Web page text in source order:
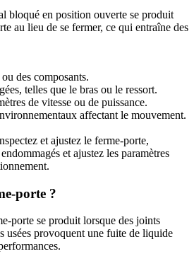
bloqué en position ouverte se produit
au lieu de se fermer, ce qui entraîne des
des composants.
telles que le bras ou le ressort.
de vitesse ou de puissance.
affectant le mouvement.
et ajustez le ferme-porte,
et ajustez les paramètres
porte ?
porte se produit lorsque des joints
usées provoquent une fuite de liquide